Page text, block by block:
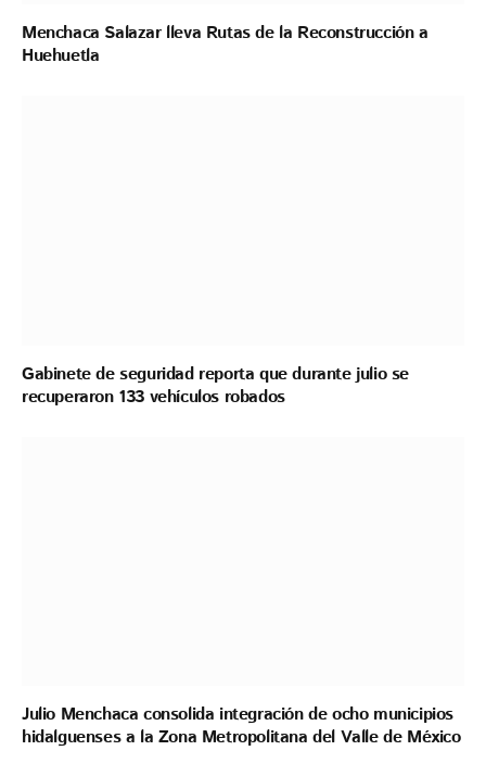
Menchaca Salazar lleva Rutas de la Reconstrucción a
Huehuetla
Gabinete de seguridad reporta que durante julio se
recuperaron 133 vehículos robados
Julio Menchaca consolida integración de ocho municipios
hidalguenses a la Zona Metropolitana del Valle de México